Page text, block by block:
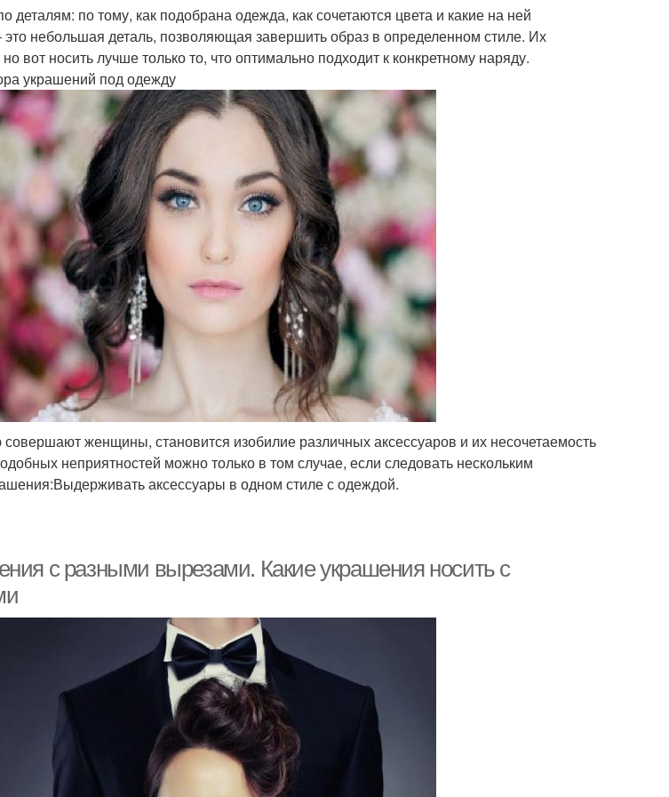
по тому, как подобрана одежда, как сочетаются цвета и какие на ней
небольшая деталь, позволяющая завершить образ в определенном стиле. Их
вот носить лучше только то, что оптимально подходит к конкретному наряду.
украшений под одежду
женщины, становится изобилие различных аксессуаров и их несочетаемость
неприятностей можно только в том случае, если следовать нескольким
аксессуары в одном стиле с одеждой.
с разными вырезами. Какие украшения носить с